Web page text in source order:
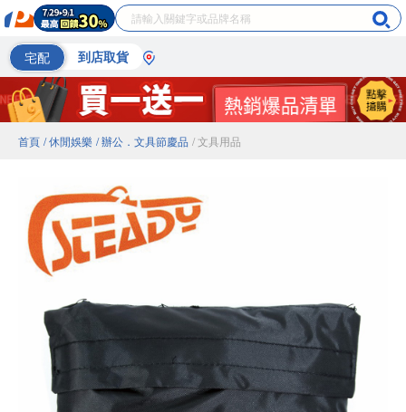
宅配 到店取貨
首頁 / 休閒娛樂 / 辦公．文具節慶品 / 文具用品